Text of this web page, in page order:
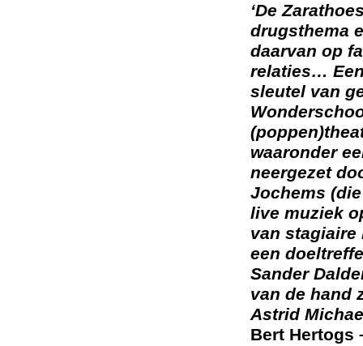
‘De
drugsthema
daarvan op
relaties…
sleutel van
waaronder
neergezet
Jochems
live muziek
van stagiaire
een
Sander
van de hand
Astrid
Bert Hertogs